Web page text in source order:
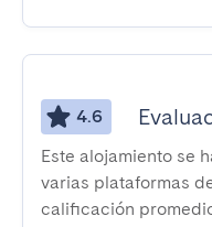
4.6
Este alojamiento se
varias plataformas
calificación